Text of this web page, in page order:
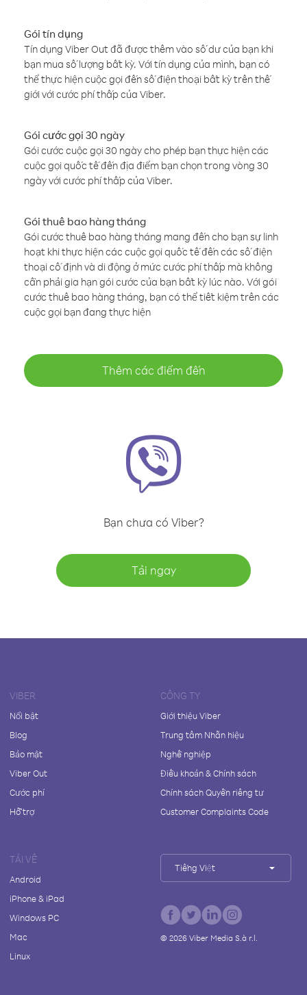
Gói tín dụng
Tín dụng Viber Out đã được thêm vào số dư của bạn khi
bạn mua số lượng bất kỳ. Với tín dụng của mình, bạn có
thể thực hiện cuộc gọi đến số điện thoại bất kỳ trên thế
giới với cước phí thấp của Viber.
Gói cước gọi 30 ngày
Gói cước cuộc gọi 30 ngày cho phép bạn thực hiện các
cuộc gọi quốc tế đến địa điểm bạn chọn trong vòng 30
ngày với cước phí thấp của Viber.
Gói thuê bao hàng tháng
Gói cước thuê bao hàng tháng mang đến cho bạn sự linh
hoạt khi thực hiện các cuộc gọi quốc tế đến các số điện
thoại cố định và di động ở mức cước phí thấp mà không
cần phải gia hạn gói cước của bạn bất kỳ lúc nào. Với gói
cước thuê bao hàng tháng, bạn có thể tiết kiệm trên các
cuộc gọi bạn đang thực hiện
Thêm các điểm đến
Bạn chưa có Viber?
Tải ngay
VIBER
Nổi bật
Blog
Bảo mật
Viber Out
Cước phí
Hỗ trợ
CÔNG TY
Giới thiệu Viber
Trung tâm Nhãn hiệu
Nghề nghiệp
Điều khoản & Chính sách
Chính sách Quyền riêng tư
Customer Complaints Code
TẢI VỀ
Android
iPhone & iPad
Windows PC
Mac
Linux
Tiếng Việt
© 2026Viber Media S.à r.l.